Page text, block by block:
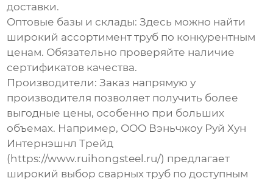
доставки.
Оптовые базы и склады: Здесь можно найти
широкий ассортимент труб по конкурентным
ценам. Обязательно проверяйте наличие
сертификатов качества.
Производители: Заказ напрямую у
производителя позволяет получить более
выгодные цены, особенно при больших
объемах. Например, ООО Вэньчжоу Руй Хун
Интернэшнл Трейд
(https://www.ruihongsteel.ru/) предлагает
широкий выбор сварных труб по доступным